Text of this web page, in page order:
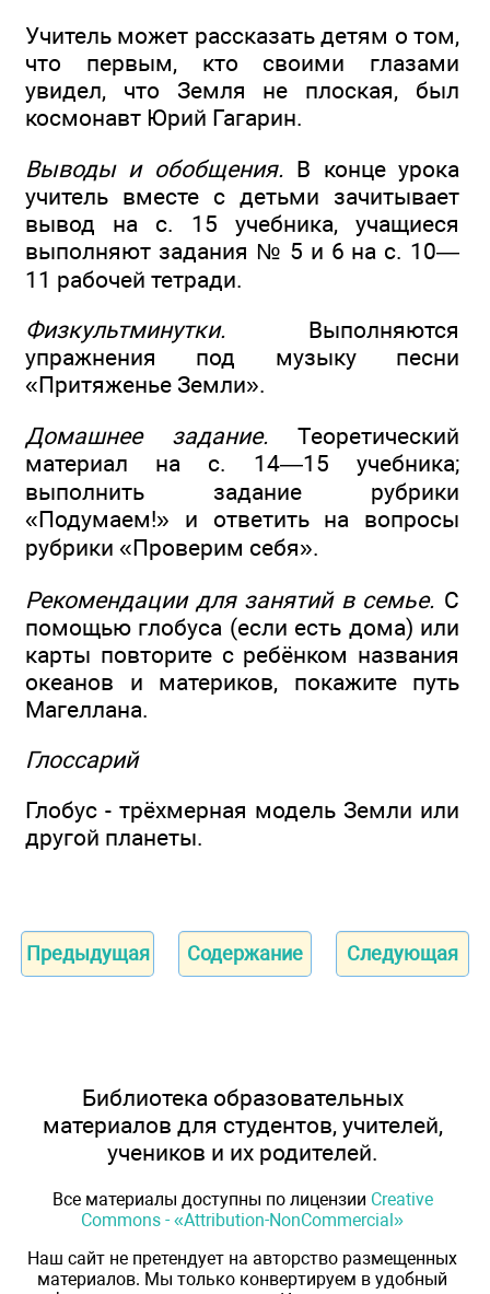
Учитель может рассказать детям о том,
что первым, кто своими глазами
увидел, что Земля не плоская, был
космонавт Юрий Гагарин.
Выводы и обобщения. В конце урока
учитель вместе с детьми зачитывает
вывод на с. 15 учебника, учащиеся
выполняют задания № 5 и 6 на с. 10—
11 рабочей тетради.
Физкультминутки. Выполняются
упражнения под музыку песни
«Притяженье Земли».
Домашнее задание. Теоретический
материал на с. 14—15 учебника;
выполнить задание рубрики
«Подумаем!» и ответить на вопросы
рубрики «Проверим себя».
Рекомендации для занятий в семье. С
помощью глобуса (если есть дома) или
карты повторите с ребёнком названия
океанов и материков, покажите путь
Магеллана.
Глоссарий
Глобус - трёхмерная модель Земли или
другой планеты.
Предыдущая Содержание Следующая
Библиотека образовательных
материалов для студентов, учителей,
учеников и их родителей.
Все материалы доступны по лицензии Creative
Commons - «Attribution-NonCommercial»
Наш сайт не претендует на авторство размещенных
материалов. Мы только конвертируем в удобный